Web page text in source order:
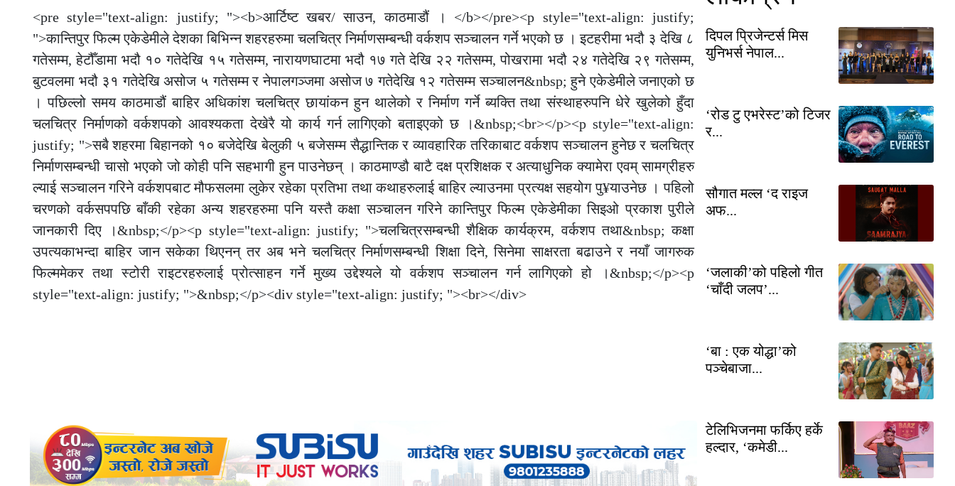
<pre style="text-align: justify; "><b>आर्टिष्ट खबर/ साउन, काठमाडौं । </b></pre><p style="text-align: justify;
">कान्तिपुर फिल्म एकेडेमीले देशका बिभिन्न शहरहरुमा चलचित्र निर्माणसम्बन्धी वर्कशप सञ्चालन गर्ने भएको छ । इटहरीमा भदौ ३ देखि ८
गतेसम्म, हेटौँडामा भदौ १० गतेदेखि १५ गतेसम्म, नारायणघाटमा भदौ १७ गते देखि २२ गतेसम्म, पोखरामा भदौ २४ गतेदेखि २९ गतेसम्म,
बुटवलमा भदौ ३१ गतेदेखि असोज ५ गतेसम्म र नेपालगञ्जमा असोज ७ गतेदेखि १२ गतेसम्म सञ्चालन&nbsp; हुने एकेडेमीले जनाएको छ
। पछिल्लो समय काठमाडौं बाहिर अधिकांश चलचित्र छायांकन हुन थालेको र निर्माण गर्ने ब्यक्ति तथा संस्थाहरुपनि धेरे खुलेको हुँदा
चलचित्र निर्माणको वर्कशपको आवश्यकता देखेरै यो कार्य गर्न लागिएको बताइएको छ ।&nbsp;<br></p><p style="text-align:
justify; ">सबै शहरमा बिहानको १० बजेदेखि बेलुकी ५ बजेसम्म सैद्धान्तिक र व्यावहारिक तरिकाबाट वर्कशप सञ्चालन हुनेछ र चलचित्र
निर्माणसम्बन्धी चासो भएको जो कोही पनि सहभागी हुन पाउनेछन् । काठमाण्डौ बाटै दक्ष प्रशिक्षक र अत्याधुनिक क्यामेरा एवम् सामग्रीहरु
ल्याई सञ्चालन गरिने वर्कशपबाट मौफसलमा लुकेर रहेका प्रतिभा तथा कथाहरुलाई बाहिर ल्याउनमा प्रत्यक्ष सहयोग पु¥याउनेछ । पहिलो
चरणको वर्कसपपछि बाँकी रहेका अन्य शहरहरुमा पनि यस्तै कक्षा सञ्चालन गरिने कान्तिपुर फिल्म एकेडेमीका सिइओ प्रकाश पुरीले
जानकारी दिए ।&nbsp;</p><p style="text-align: justify; ">चलचित्रसम्बन्धी शैक्षिक कार्यक्रम, वर्कशप तथा&nbsp; कक्षा
उपत्यकाभन्दा बाहिर जान सकेका थिएनन् तर अब भने चलचित्र निर्माणसम्बन्धी शिक्षा दिने, सिनेमा साक्षरता बढाउने र नयाँ जागरुक
फिल्ममेकर तथा स्टोरी राइटरहरुलाई प्रोत्साहन गर्ने मुख्य उद्देश्यले यो वर्कशप सञ्चालन गर्न लागिएको हो ।&nbsp;</p><p
style="text-align: justify; ">&nbsp;</p><div style="text-align: justify; "><br></div>
दिपल प्रिजेन्टर्स मिस
युनिभर्स नेपाल...
‘रोड टु एभरेस्ट’को टिजर
र...
सौगात मल्ल ‘द राइज
अफ...
‘जलाकी’को पहिलो गीत
‘चाँदी जलप’...
‘बा : एक योद्धा’को
पञ्चेबाजा...
टेलिभिजनमा फर्किए हर्के
हल्दार, ‘कमेडी...